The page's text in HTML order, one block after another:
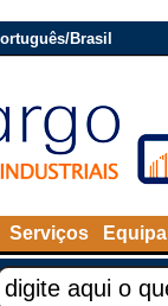
Brasil
Serviços